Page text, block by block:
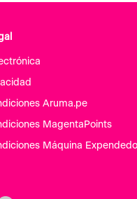
Aruma.pe
MagentaPoints
Máquina